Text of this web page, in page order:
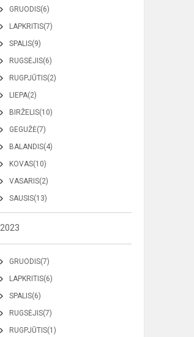
GRUODIS(6)
LAPKRITIS(7)
SPALIS(9)
RUGSĖJIS(6)
RUGPJŪTIS(2)
LIEPA(2)
BIRŽELIS(10)
GEGUŽĖ(7)
BALANDIS(4)
KOVAS(10)
VASARIS(2)
SAUSIS(13)
2023
GRUODIS(7)
LAPKRITIS(6)
SPALIS(6)
RUGSĖJIS(7)
RUGPJŪTIS(1)